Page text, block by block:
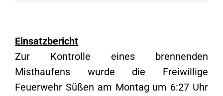
Einsatzbericht
Zur Kontrolle eines brennenden
Misthaufens wurde die Freiwillige
Feuerwehr Süßen am Montag um 6:27 Uhr